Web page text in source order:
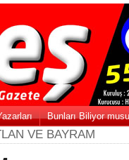
Bunları Biliyor
VE BAYRAM